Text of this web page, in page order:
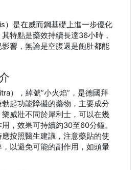
）是在威而鋼基礎上進一步優化
特點是藥效持續長達36小時，
響，無論是空腹還是飽肚都能
），綽號”小火焰”，是德國拜
起功能障礙的藥物，主要成分
威壯不同於犀利士，可以在幾
，效果可持續約30至60分鐘。
按照醫生建議，注意藥貼的使
以避免可能的副作用，如頭暈